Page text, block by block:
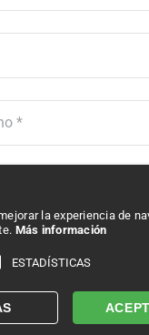
la experiencia de
Más información
ESTADÍSTICAS